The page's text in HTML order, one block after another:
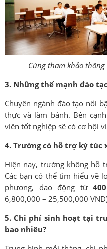
Cùng tham khảo
3. Những thế mạnh đào
Chuyên ngành đào tạo nổi
thực và làm bánh. Bên
viên tốt nghiệp sẽ có cơ hội
4. Trường có hỗ trợ ký túc
Hiện nay, trường không hỗ
Các bạn có thể tìm hiểu về
phương, dao động từ
6,800,000 – 25,500,000
5. Chi phí sinh hoạt tại
bao nhiêu?